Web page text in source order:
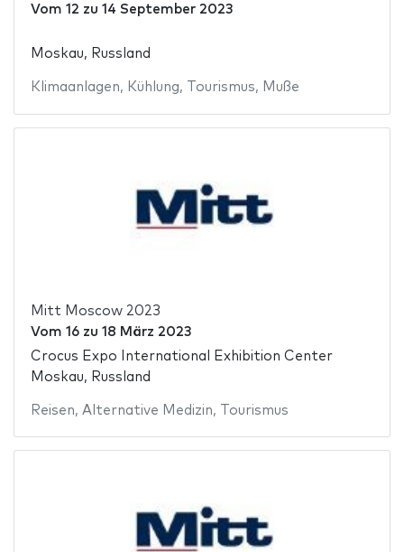
Vom 12 zu 14 September 2023
Moskau, Russland
Klimaanlagen, Kühlung, Tourismus, Muße
Mitt Moscow 2023
Vom 16zu 18 März 2023
Crocus Expo International Exhibition Center
Moskau, Russland
Reisen, Alternative Medizin, Tourismus